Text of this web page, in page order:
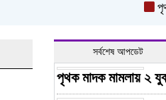
সর্বশেষ আপডেট
পৃথক মাদক মামলায় ২